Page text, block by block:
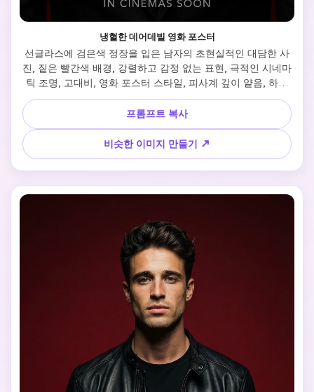
냉혈한 데어데빌 영화 포스터
선글라스에 검은색 정장을 입은 남자의 초현실적인 대담한 사
진, 짙은 빨간색 배경, 강렬하고 감정 없는 표현, 극적인 시네마
틱 조명, 고대비, 영화 포스터 스타일, 피사계 깊이 얕음, 하이
퍼 디테일, 8K
프롬프트 복사
비슷한 이미지 만들기 ↗